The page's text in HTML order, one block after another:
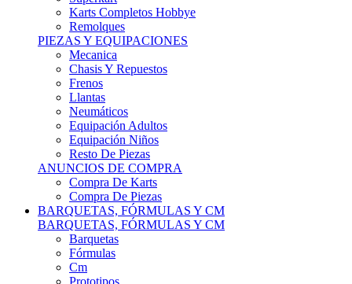
Karts Completos Hobbye
Remolques
PIEZAS Y EQUIPACIONES
Mecanica
Chasis Y Repuestos
Frenos
Llantas
Neumáticos
Equipación Adultos
Equipación Niños
Resto De Piezas
ANUNCIOS DE COMPRA
Compra De Karts
Compra De Piezas
BARQUETAS, FÓRMULAS Y CM
BARQUETAS, FÓRMULAS Y CM
Barquetas
Fórmulas
Cm
Prototipos